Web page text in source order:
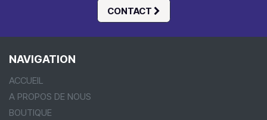
CONTACT
NAVIGATION
ACCUEIL
A PROPOS DE NOUS
BOUTIQUE